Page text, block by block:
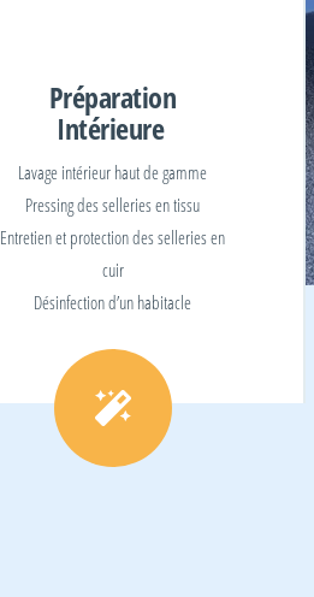
Préparation
Intérieure
Lavage intérieur haut de gamme
Pressing des selleries en tissu
Entretien et protection des selleries en
cuir
Désinfection d’un habitacle